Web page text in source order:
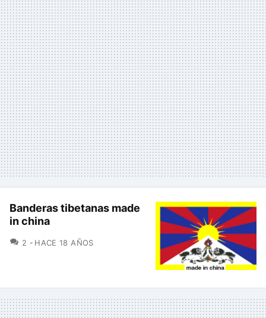
Banderas tibetanas made
in china
2 COMENTARIOS
HACE 18 AÑOS